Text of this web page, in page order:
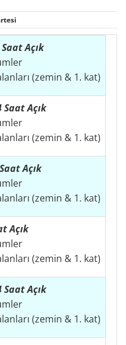
Açık
(zemin & 1. kat)
Saat Açık
(zemin & 1. kat)
Açık
(zemin & 1. kat)
Açık
(zemin & 1. kat)
Saat Açık
(zemin & 1. kat)